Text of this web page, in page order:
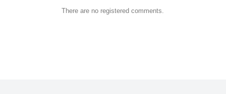
There are no registered comments.